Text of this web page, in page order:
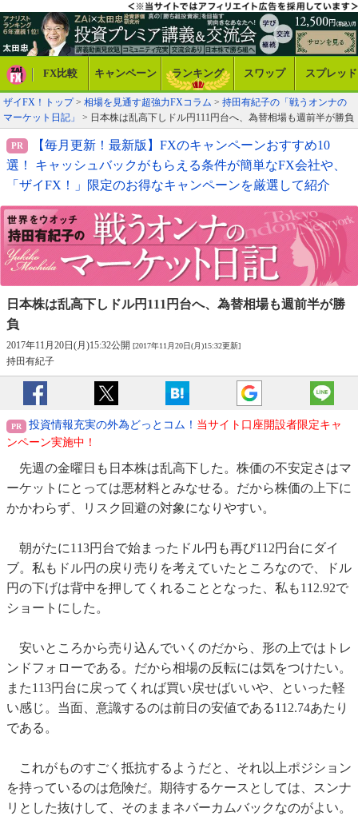
FX比較 キャンペーン ランキング スワップ スプレッド
ザイFX！トップ> 相場を見通す超強力FXコラム > 持田有紀子の「戦うオンナの
マーケット日記」
> 日本株は乱高下しドル円111円台へ、為替相場も週前半が勝負
【毎月更新！最新版】FXのキャンペーンおすすめ10
選！ キャッシュバックがもらえる条件が簡単なFX会社や、
「ザイFX！」限定のお得なキャンペーンを厳選して紹介
日本株は乱高下しドル円111円台へ、 為替相場も週前半が勝
負
2017年11月20日(月)15:32公開 [2017年11月20日(月)15:32更新]
持田有紀子
投資情報充実の外為どっとコム！ 当サイト口座開設者限定キャ
ンペーン実施中！
先週の金曜日も日本株は乱高下した。株価の不安定さはマ
ーケットにとっては悪材料とみなせる。だから株価の上下に
かかわらず、リスク回避の対象になりやすい。
朝がたに113円台で始まったドル円も再び112円台にダイ
ブ。私もドル円の戻り売りを考えていたところなので、ドル
円の下げは背中を押してくれることとなった、私も112.92で
ショートにした。
安いところから売り込んでいくのだから、形の上ではトレ
ンドフォローである。だから相場の反転には気をつけたい。
また113円台に戻ってくれば買い戻せばいいや、といった軽
い感じ。当面、意識するのは前日の安値である112.74あたり
である。
これがものすごく抵抗するようだと、それ以上ポジション
を持っているのは危険だ。期待するケースとしては、スンナ
リとした抜けして、そのままネバーカムバックなのがよい。